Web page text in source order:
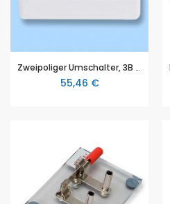
Zweipoliger Umschalter, 3B Scientific (1018439 [U8495901])
55,46 €